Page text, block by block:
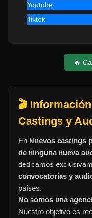
Youtube
Tiktok
🔥
🎬
Castings y
En Nuevos castings
de ninguna nueva
dedicamos
convocatorias y
países.
No somos una
Nuestro objetivo es